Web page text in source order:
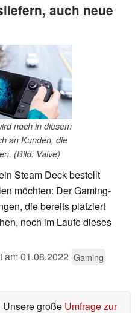
auch neue
noch in diesem
an Kunden, die
(Bild: Valve)
Steam Deck bestellt
möchten: Der Gaming-
die bereits platziert
noch im Laufe dieses
am01.08.2022 Gaming
Unsere große Umfrage zur